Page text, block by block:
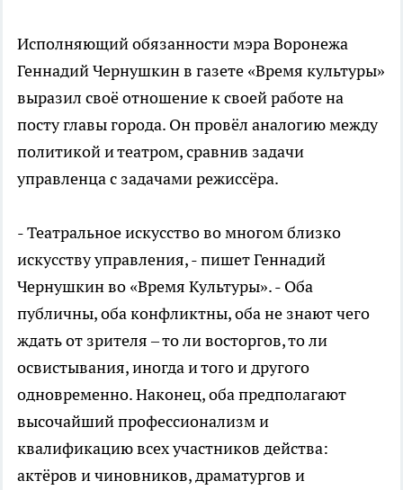
Исполняющий обязанности мэра Воронежа
Геннадий Чернушкин в газете «Время культуры»
выразил своё отношение к своей работе на
посту главы города. Он провёл аналогию между
политикой и театром, сравнив задачи
управленца с задачами режиссёра.
- Театральное искусство во многом близко
искусству управления, - пишет Геннадий
Чернушкин во «Время Культуры». - Оба
публичны, оба конфликтны, оба не знают чего
ждать от зрителя – то ли восторгов, то ли
освистывания, иногда и того и другого
одновременно. Наконец, оба предполагают
высочайший профессионализм и
квалификацию всех участников действа:
актёров и чиновников, драматургов и